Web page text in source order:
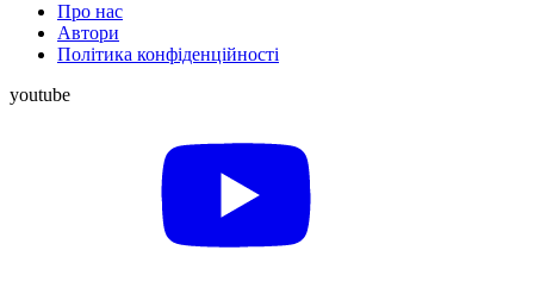
Про нас
Автори
Політика конфіденційності
youtube